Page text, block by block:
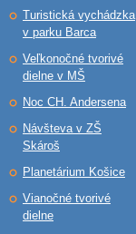
Turistická vychádzka
v parku Barca
Veľkonočné tvorivé
dielne v MŠ
Noc CH. Andersena
Návšteva v ZŠ
Skároš
Planetárium Košice
Vianočné tvorivé
dielne